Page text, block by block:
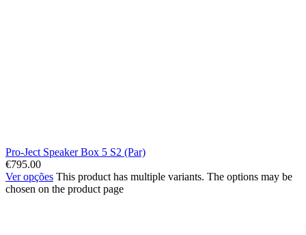
Pro-Ject Speaker Box 5 S2 (Par)
€795.00
Ver opções This product has multiple variants. The options may be
chosen on the product page